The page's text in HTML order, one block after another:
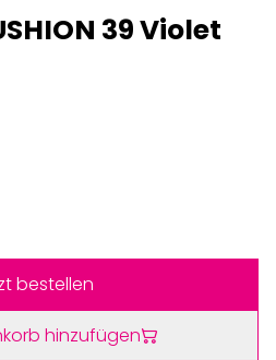
39 Violet
bestellen
hinzufügen